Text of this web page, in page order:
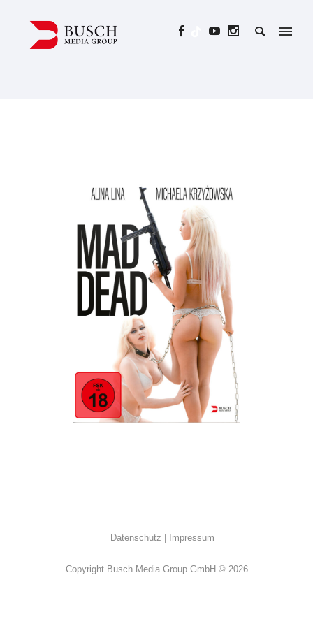
MAD DEAD
Erotik · Humor Trashperlen
Datenschutz Impressum
Copyright Busch Media Group GmbH © 2026